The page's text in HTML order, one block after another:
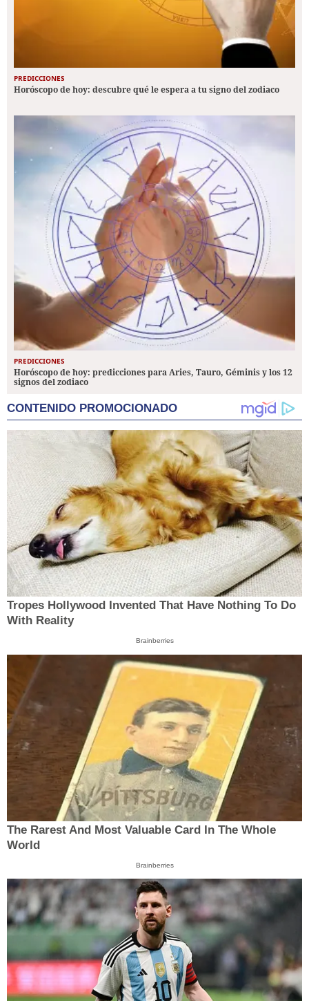
PREDICCIONES
Horóscopo de hoy: descubre qué le espera a tu signo del zodiaco
PREDICCIONES
Horóscopo de hoy: predicciones para Aries, Tauro, Géminis y los 12
signos del zodiaco
CONTENIDO PROMOCIONADO
Tropes Hollywood Invented That Have Nothing To Do
With Reality
Brainberries
The Rarest And Most Valuable Card In The Whole
World
Brainberries